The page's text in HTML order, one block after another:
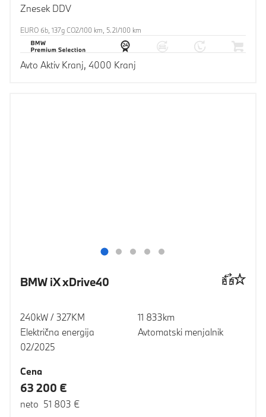
Znesek DDV
EURO 6b, 137g CO2/100 km, 5.2l/100 km
Avto Aktiv Kranj, 4000 Kranj
BMW iX xDrive40
240kW / 327KM
Električna energija
02/2025
11 833km
Avtomatski menjalnik
Cena
63 200 €
neto 51 803 €